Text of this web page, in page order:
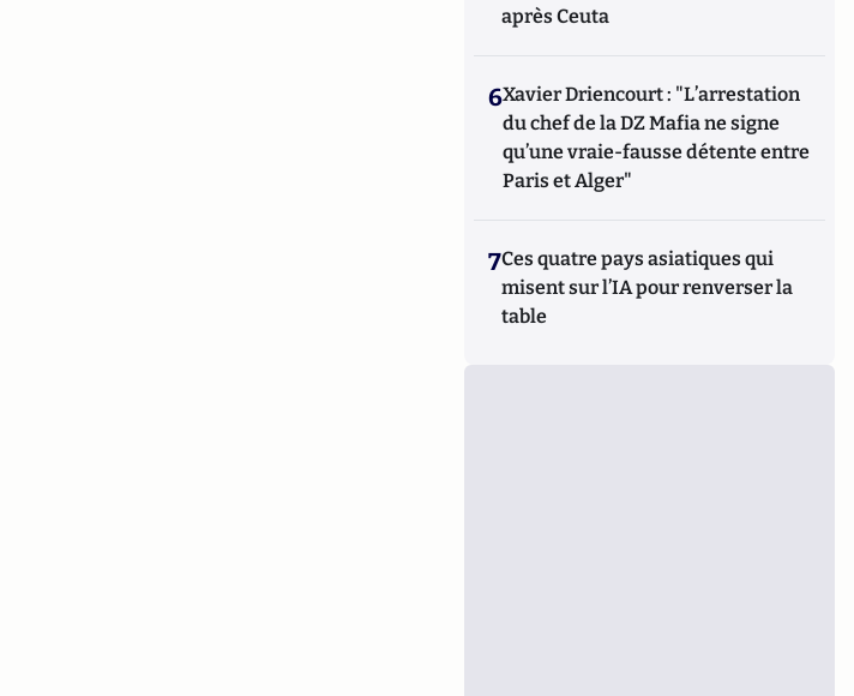
après Ceuta
6Xavier Driencourt : "L’arrestation
du chef de la DZ Mafia ne signe
qu’une vraie-fausse détente entre
Paris et Alger"
7Ces quatre pays asiatiques qui
misent sur l’IA pour renverser la
table